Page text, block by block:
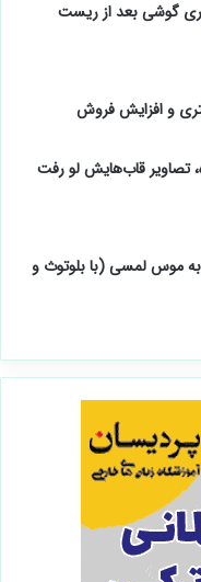
گوشی بعد از ریست
و افزایش فروش
موس لمسی (با بلوتوث و